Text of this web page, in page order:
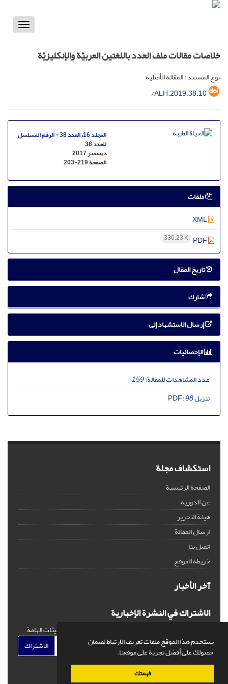
يستخدم هذا الموقع ملفات تعريف الارتباط لضمان
حصولك على أفضل تجربة على موقعنا.
فهمتك
Toggle
خلاصات مقالات ملف العدد باللغتین العربیَّة والإنکلیزیَّة
نوع المستند : المقالة الأصلية
/ALH.2019.38.10
المجلد 16، العدد 38 - الرقم المسلسل
للعدد 38
ديسمبر 2017
الصفحة203-219
ملفات
336.23 K
تاریخ المقال
شارك
إرسال الاستشهاد إلى
الإحصائيات
عدد المشاهدات للمقالة:159
تنزیل PDF:98
استكشاف مجلة
الصفحة الرئيسية
عن الدورية
هيئة التحرير
ارسال المقالة
اتصل بنا
خريطة الموقع
آخر الأخبار
الاشتراك في النشرة الإخبارية
اشترك في النشرة الإخبارية لدينا للحصول على الأخبار والتحديثات الهامة
الاشتراك